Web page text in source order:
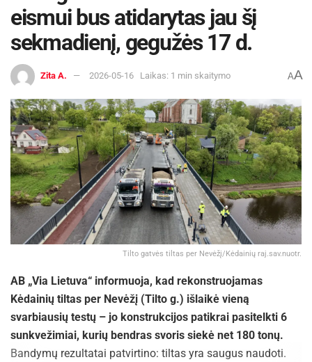
eismui bus atidarytas jau šį
sekmadienį, gegužės 17 d.
Zita A. 2026-05-16 Laikas: 1 min skaitymo AA
Tilto gatvės tiltas per Nevėžį/Kėdainių raj.sav.nuotr.
AB „Via Lietuva“ informuoja, kad rekonstruojamas
Kėdainių tiltas per Nevėžį (Tilto g.) išlaikė vieną
svarbiausių testų – jo konstrukcijos patikrai pasitelkti 6
sunkvežimiai, kurių bendras svoris siekė net 180 tonų.
Bandymų rezultatai patvirtino: tiltas yra saugus naudoti.